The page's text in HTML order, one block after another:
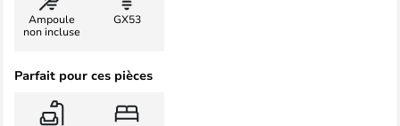
Ampoule
non incluse
GX53
Parfait pour ces pièces